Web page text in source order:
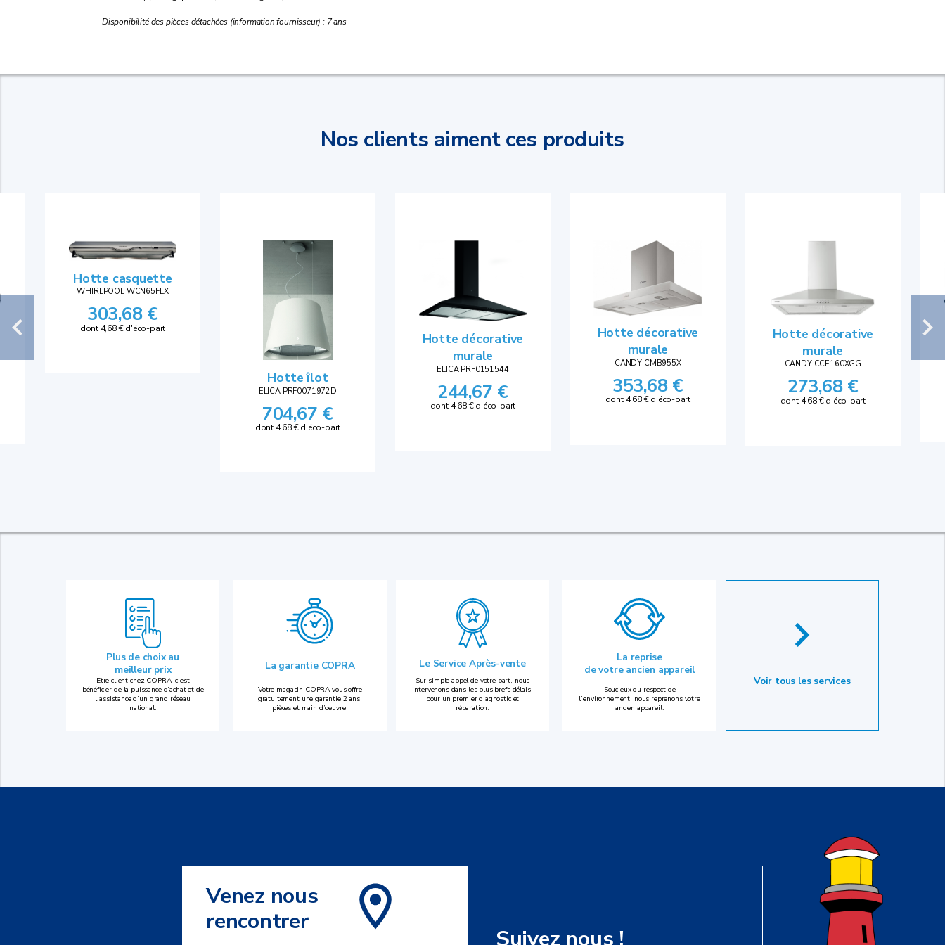
Disponibilité des pièces détachées (information fournisseur) : 7 ans
Nos clients aiment ces produits
Hotte casquette
WHIRLPOOL WCN65FLX
303,68 €
dont 4,68 € d'éco-part
Hotte îlot
ELICA PRF0071972D
704,67 €
dont 4,68 € d'éco-part
Hotte décorative
murale
ELICA PRF0151544
244,67 €
dont 4,68 € d'éco-part
Hotte décorative
murale
CANDY CMB955X
353,68 €
dont 4,68 € d'éco-part
Hotte décorative
murale
CANDY CCE160XGG
273,68 €
dont 4,68 € d'éco-part
Plus de choix au
meilleur prix
Etre client chez COPRA, c’est
bénéficier de la puissance d’achat et de
l’assistance d’un grand réseau
national.
La garantie COPRA
Votre magasin COPRA vous offre
gratuitement une garantie 2 ans,
pièces et main d’oeuvre.
Le Service Après-vente
Sur simple appel de votre part, nous
intervenons dans les plus brefs délais,
pour un premier diagnostic et
réparation.
La reprise
de votre ancien appareil
Soucieux du respect de
l’environnement, nous reprenons votre
ancien appareil.
Voir tous les services
Venez nous
rencontrer
Suivez nous !